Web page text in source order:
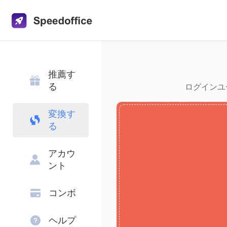
推薦す
る
変換す
る
アカウ
ント
コンボ
ヘルプ
ログイン